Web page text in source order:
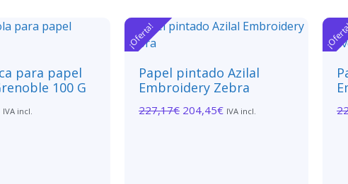
para papel
100 G
IVA incl.
¡Oferta!
Papel pintado Azilal
Embroidery Zebra
227,17€ 204,45€ IVA incl.